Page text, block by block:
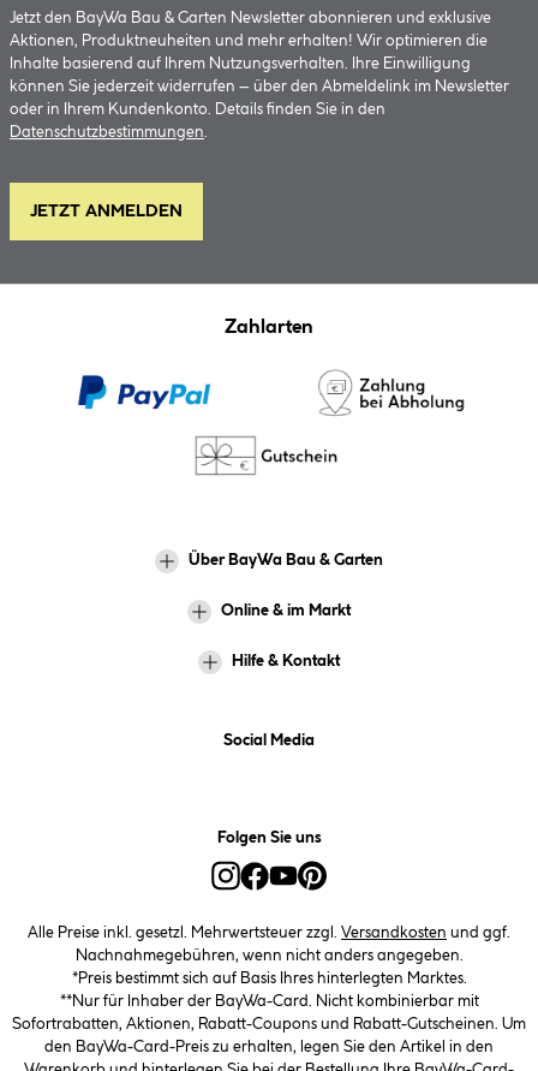
Jetzt den BayWa Bau & Garten Newsletter abonnieren und exklusive
Aktionen, Produktneuheiten und mehr erhalten! Wir optimieren die
Inhalte basierend auf Ihrem Nutzungsverhalten. Ihre Einwilligung
können Sie jederzeit widerrufen – über den Abmeldelink im Newsletter
oder in Ihrem Kundenkonto. Details finden Sie in den
Datenschutzbestimmungen.
JETZT ANMELDEN
Zahlarten
Über BayWa Bau & Garten
Online & im Markt
Hilfe & Kontakt
Social Media
Folgen Sie uns
Alle Preise inkl. gesetzl. Mehrwertsteuer zzgl. Versandkosten und ggf.
Nachnahmegebühren, wenn nicht anders angegeben.
*Preis bestimmt sich auf Basis Ihres hinterlegten Marktes.
**Nur für Inhaber der BayWa-Card. Nicht kombinierbar mit
Sofortrabatten, Aktionen, Rabatt-Coupons und Rabatt-Gutscheinen. Um
den BayWa-Card-Preis zu erhalten, legen Sie den Artikel in den